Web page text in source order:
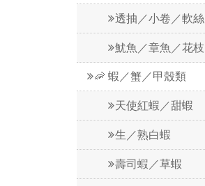
透抽／小卷／軟絲
魷魚／章魚／花枝
🦐 蝦／蟹／甲殼類
天使紅蝦／甜蝦
生／熟白蝦
壽司蝦／草蝦